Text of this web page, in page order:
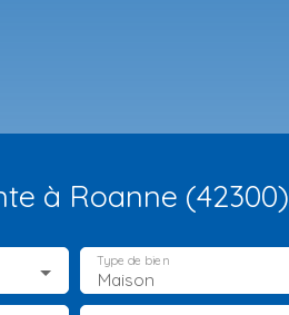
à Roanne (42300)
Maison
Type de bien